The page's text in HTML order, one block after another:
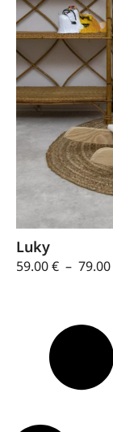
Luky
59.00€ – 79.00